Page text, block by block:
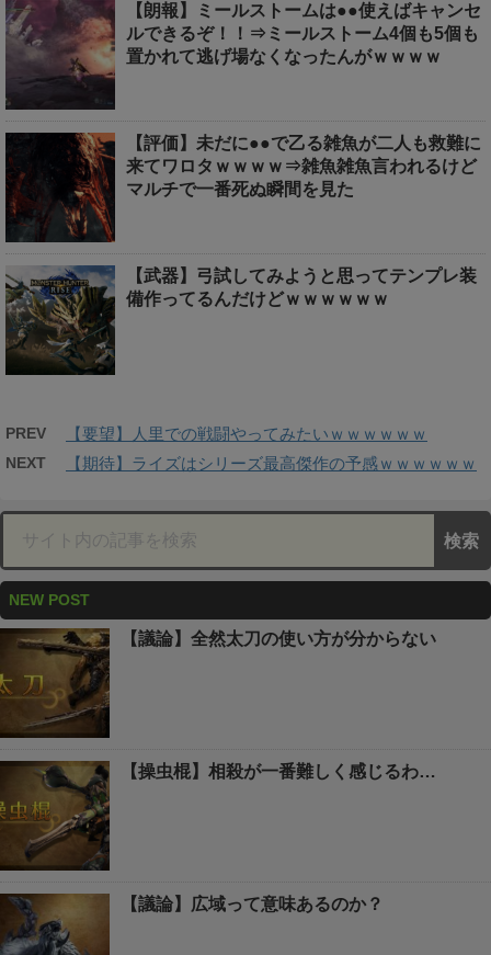
【朗報】ミールストームは●●使えばキャンセ
ルできるぞ！！⇒ミールストーム4個も5個も
置かれて逃げ場なくなったんがｗｗｗｗ
【評価】未だに●●で乙る雑魚が二人も救難に
来てワロタｗｗｗｗ⇒雑魚雑魚言われるけど
マルチで一番死ぬ瞬間を見た
【武器】弓試してみようと思ってテンプレ装
備作ってるんだけどｗｗｗｗｗｗ
PREV 【要望】人里での戦闘やってみたいｗｗｗｗｗｗ
NEXT 【期待】ライズはシリーズ最高傑作の予感ｗｗｗｗｗｗ
NEW POST
【議論】全然太刀の使い方が分からない
【操虫棍】相殺が一番難しく感じるわ…
【議論】広域って意味あるのか？